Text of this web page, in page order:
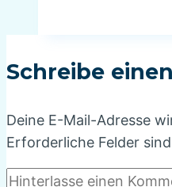
einen
Schreibe
Deine E-Mail-Adresse
Erforderliche Felder